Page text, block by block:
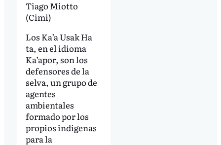
Tiago Miotto
(Cimi)
Los Ka’a Usak Ha
ta, en el idioma
Ka’apor, son los
defensores de la
selva, un grupo de
agentes
ambientales
formado por los
propios indígenas
para la